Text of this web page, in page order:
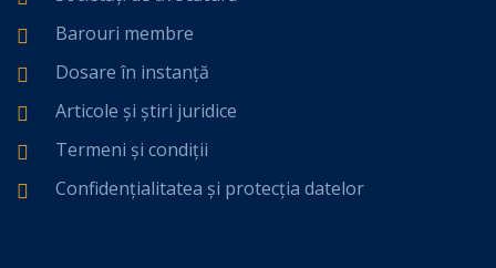
Barouri membre
Dosare în instanță
Articole și știri juridice
Termeni și condiții
Confidențialitatea și protecția datelor